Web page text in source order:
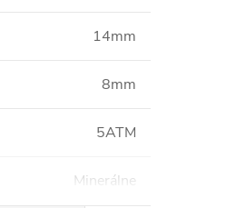
14mm
8mm
5ATM
Minerálne